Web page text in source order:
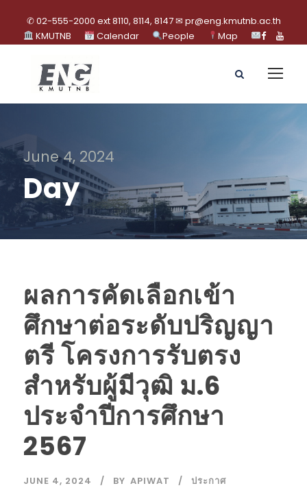
✆ 02-555-2000 ext 8110, 8114, 8147 ✉ pr@eng.kmutnb.ac.th
KMUTNB
Calendar People Map
June 4, 2024
Day
ผลการคัดเลือกเข้า
ศึกษาต่อระดับปริญญา
ตรี โครงการรับตรง
สำหรับผู้มีวุฒิ ม.6
ประจำปีการศึกษา
2567
JUNE 4, 2024 BY APIWAT ประกาศ